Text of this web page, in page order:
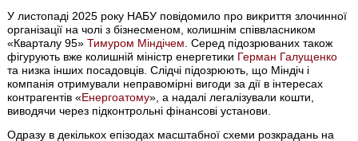
У листопаді 2025 року НАБУ повідомило про викриття злочинної
організації на чолі з бізнесменом, колишнім співвласником
«Кварталу 95»Тимуром Міндічем . Серед підозрюваних також
фігурують вже колишній міністр енергетики Герман Галущенко
та низка інших посадовців. Слідчі підозрюють, що Міндіч і
компанія отримували неправомірні вигоди за дії в інтересах
контрагентів «Енергоатому», а надалі легалізували кошти,
виводячи через підконтрольні фінансові установи.
Одразу в декількох епізодах масштабної схеми розкрадань на